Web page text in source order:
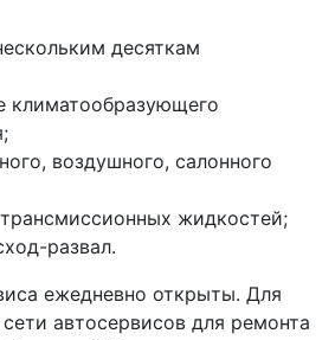
десяткам
климатообразующего
воздушного, салонного
жидкостей;
развал.
ежедневно открыты. Для
автосервисов для ремонта